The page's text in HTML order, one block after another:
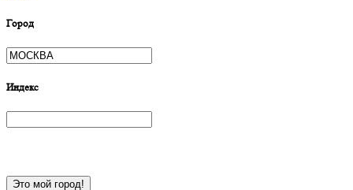
Город
Индекс
Это мой город!